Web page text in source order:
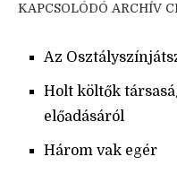
KAPCSOLÓDÓ ARCHÍV
Az
Holt költők
előadásáról
Három vak egér